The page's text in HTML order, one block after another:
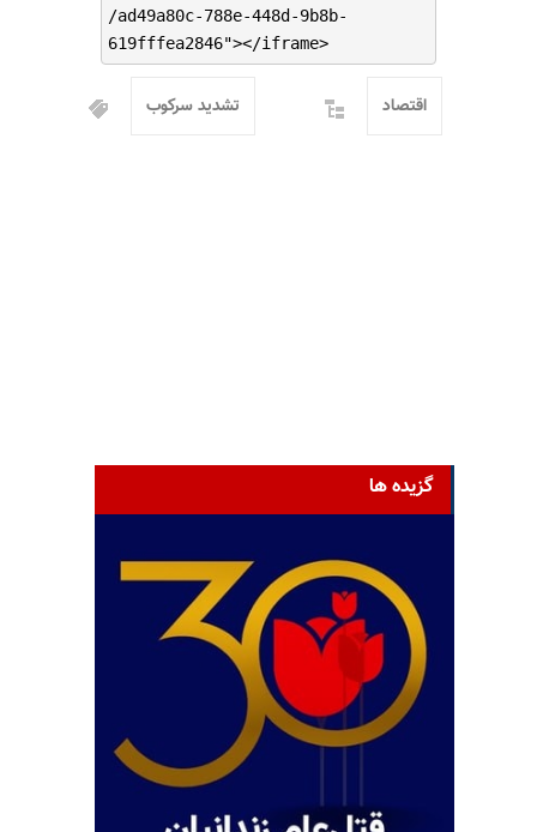
/ad49a80c-788e-448d-9b8b-
619fffea2846"></iframe>
تشدید سرکوب اقتصاد
گزیده ها